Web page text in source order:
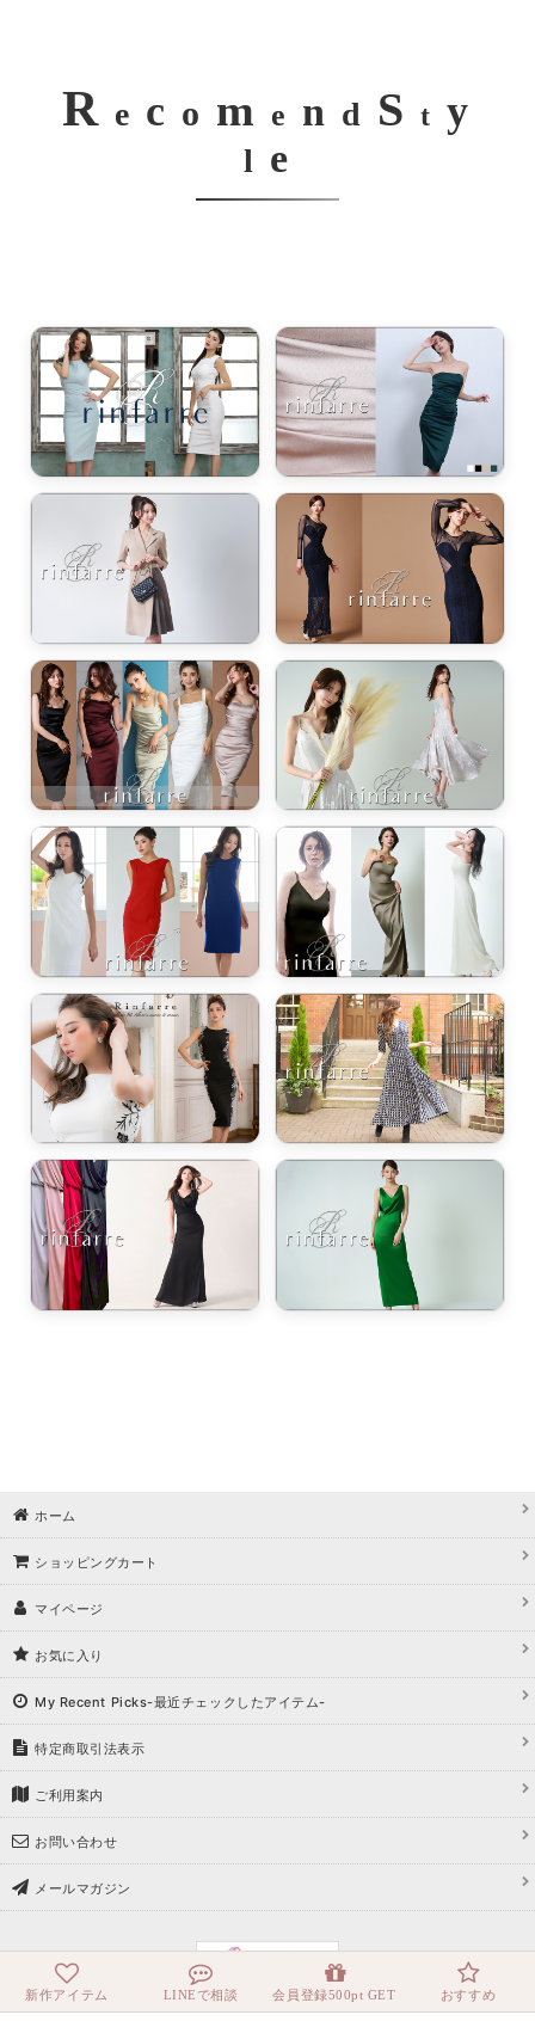
新作アイテム LINEで相談 会員登録500pt GET おすすめ
R e c o m e n d S t y
l e
ホーム
ショッピングカート
マイページ
お気に入り
My Recent Picks-最近チェックしたアイテム-
特定商取引法表示
ご利用案内
お問い合わせ
メールマガジン